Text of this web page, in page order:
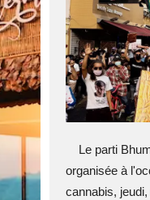
Le parti
organisée à
cannabis,